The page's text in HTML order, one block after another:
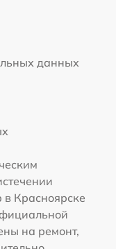
данных
Красноярске
на ремонт,